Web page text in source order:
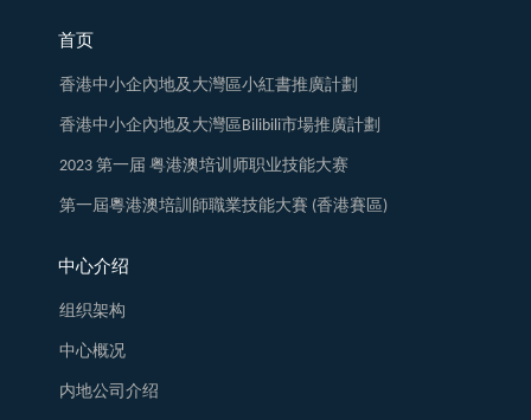
首页
香港中小企內地及大灣區小紅書推廣計劃
香港中小企內地及大灣區Bilibili市場推廣計劃
2023 第一届 粤港澳培训师职业技能大赛
第一屆粵港澳培訓師職業技能大賽 (香港賽區)
中心介绍
组织架构
中心概况
内地公司介绍